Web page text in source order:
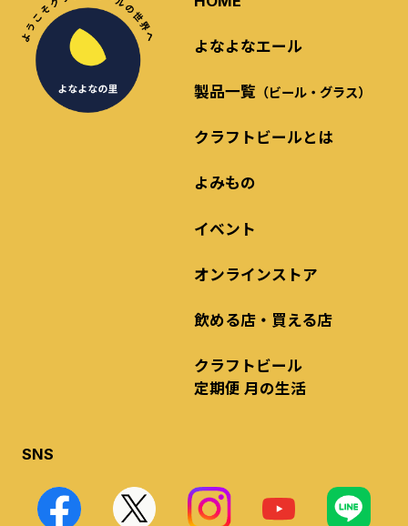
よなよなエール
製品一覧 （ビール・グラス）
クラフトビールとは
よみもの
イベント
オンラインストア
飲める店・買える店
クラフトビール
定期便 月の生活
SNS